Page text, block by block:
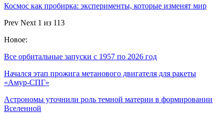
Космос как пробирка: эксперименты, которые изменят мир
Prev Next 1 из 113
Новое:
Все орбитальные запуски с 1957 по 2026 год
Начался этап прожига метанового двигателя для ракеты
«Амур-СПГ»
Астрономы уточнили роль темной материи в формировании
Вселенной